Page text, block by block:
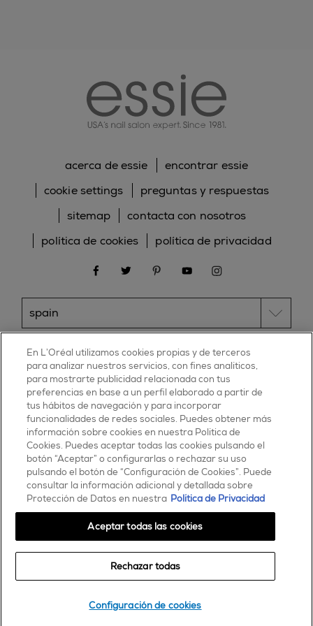
Comprar
encontrar una tienda o salón
© 2025 essie todos los derechos reservados
condiciones de uso
acerca de essie
encontrar essie
cookie settings
preguntas y respuestas
sitemap
contacta con nosotros
política de cookies
política de privacidad
facebooktwitter pinterestyoutubeinstagram
ESSIE
30, rue d’Alsace – 92300 Levallois-Perret
FRANCE
Contáctanos
900 181 055
En L’Oréal utilizamos cookies propias y de terceros
para analizar nuestros servicios, con fines analíticos,
para mostrarte publicidad relacionada con tus
preferencias en base a un perfil elaborado a partir de
tus hábitos de navegación y para incorporar
funcionalidades de redes sociales. Puedes obtener más
información sobre cookies en nuestra Política de
Cookies. Puedes aceptar todas las cookies pulsando el
botón “Aceptar” o configurarlas o rechazar su uso
pulsando el botón de “Configuración de Cookies”. Puede
consultar la información adicional y detallada sobre
Protección de Datos en nuestra Política de Privacidad
Configuración de cookies
Rechazar todas
Aceptar todas las cookies